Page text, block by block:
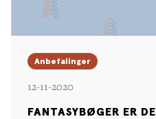
Anbefalinger
12-11-2020
FANTASYBØGER ER